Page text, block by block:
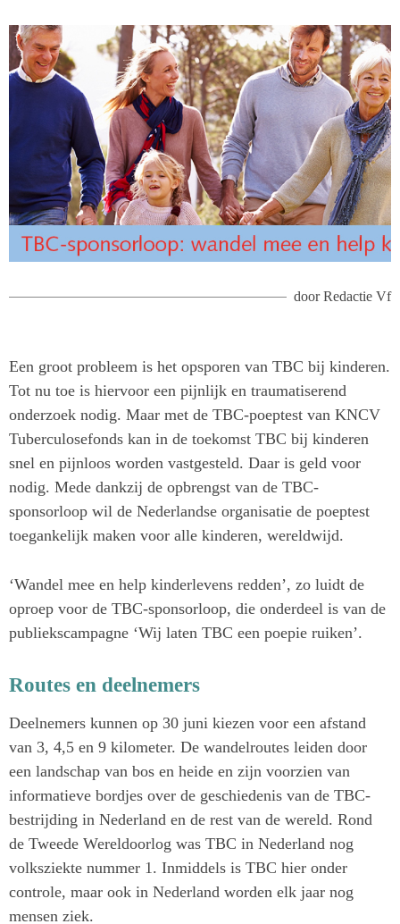
doorRedactie Vf
Een groot probleem is het opsporen van TBC bij kinderen.
Tot nu toe is hiervoor een pijnlijk en traumatiserend
onderzoek nodig. Maar met de TBC-poeptest van KNCV
Tuberculosefonds kan in de toekomst TBC bij kinderen
snel en pijnloos worden vastgesteld. Daar is geld voor
nodig. Mede dankzij de opbrengst van de TBC-
sponsorloop wil de Nederlandse organisatie de poeptest
toegankelijk maken voor alle kinderen, wereldwijd.
‘Wandel mee en help kinderlevens redden’, zo luidt de
oproep voor de TBC-sponsorloop, die onderdeel is van de
publiekscampagne ‘Wij laten TBC een poepie ruiken’.
Routes en deelnemers
Deelnemers kunnen op 30 juni kiezen voor een afstand
van 3, 4,5 en 9 kilometer. De wandelroutes leiden door
een landschap van bos en heide en zijn voorzien van
informatieve bordjes over de geschiedenis van de TBC-
bestrijding in Nederland en de rest van de wereld. Rond
de Tweede Wereldoorlog was TBC in Nederland nog
volksziekte nummer 1. Inmiddels is TBC hier onder
controle, maar ook in Nederland worden elk jaar nog
mensen ziek.